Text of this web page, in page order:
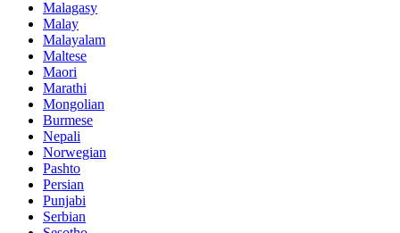
Malagasy
Malay
Malayalam
Maltese
Maori
Marathi
Mongolian
Burmese
Nepali
Norwegian
Pashto
Persian
Punjabi
Serbian